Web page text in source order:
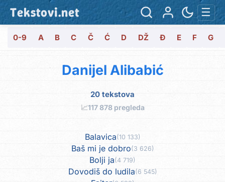
Tekstovi.net ☰
0-9 A B C Č Ć D DŽ Đ E F G
Danijel Alibabić
20 tekstova
📈117 878 pregleda
Balavica(10 133)
Baš mi je dobro(3 626)
Bolji ja(4 719)
Dovodiš do ludila(6 545)